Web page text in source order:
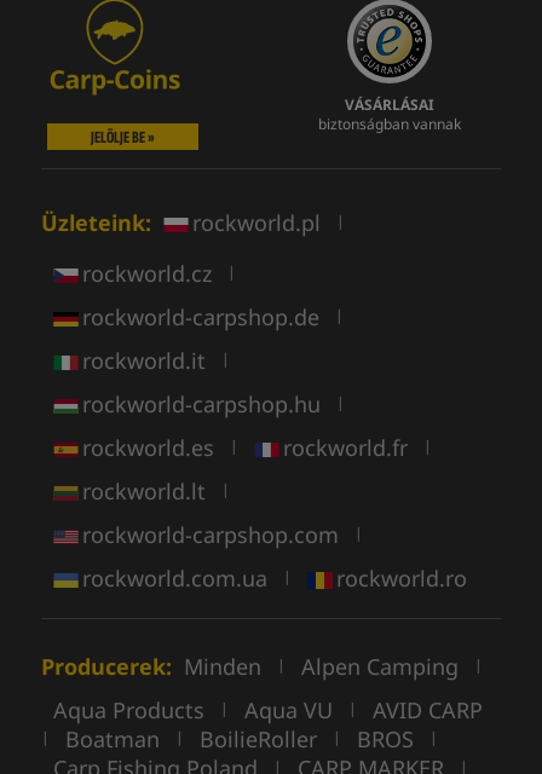
JELÖLJE BE »
VÁSÁRLÁSAI
biztonságban vannak
Üzleteink: rockworld.pl |
rockworld.cz |
rockworld-carpshop.de |
rockworld.it |
rockworld-carpshop.hu |
rockworld.es | rockworld.fr |
rockworld.lt |
rockworld-carpshop.com |
rockworld.com.ua | rockworld.ro
Producerek: Minden | Alpen Camping |
Aqua Products | Aqua VU | AVID CARP
| Boatman | BoilieRoller | BROS |
Carp Fishing Poland | CARP MARKER |